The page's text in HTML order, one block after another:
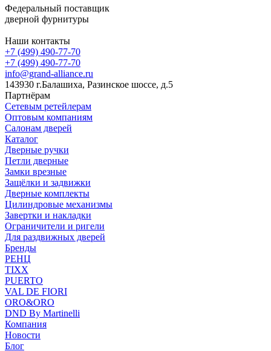
Федеральный поставщик
дверной фурнитуры
Наши контакты
+7 (499) 490-77-70
+7 (499) 490-77-70
info@grand-alliance.ru
143930 г.Балашиха, Разинское шоссе, д.5
Партнёрам
Сетевым ретейлерам
Оптовым компаниям
Салонам дверей
Каталог
Дверные ручки
Петли дверные
Замки врезные
Защёлки и задвижки
Дверные комплекты
Цилиндровые механизмы
Завертки и накладки
Ограничители и ригели
Для раздвижных дверей
Бренды
РЕНЦ
TIXX
PUERTO
VAL DE FIORI
ORO&ORO
DND By Martinelli
Компания
Новости
Блог